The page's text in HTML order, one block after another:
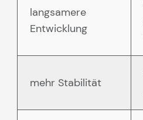
langsamere
Entwicklung
mehr Stabilität